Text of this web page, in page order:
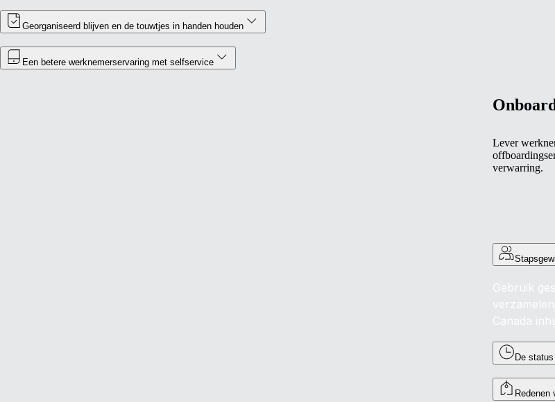
Georganiseerd blijven en de touwtjes in handen houden
Een betere werknemerservaring met selfservice
Lever
verwarring.
Gebruik
Canada
De
Redenen